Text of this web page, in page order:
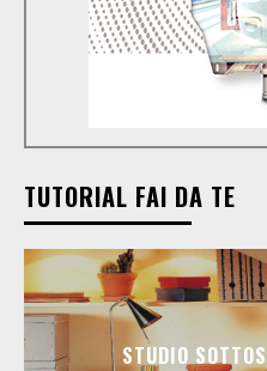
TUTORIAL FAI DA TE
STUDIO